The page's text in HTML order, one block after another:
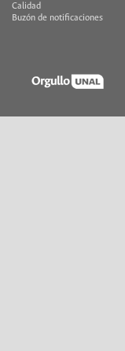
Calidad
Buzón de notificaciones